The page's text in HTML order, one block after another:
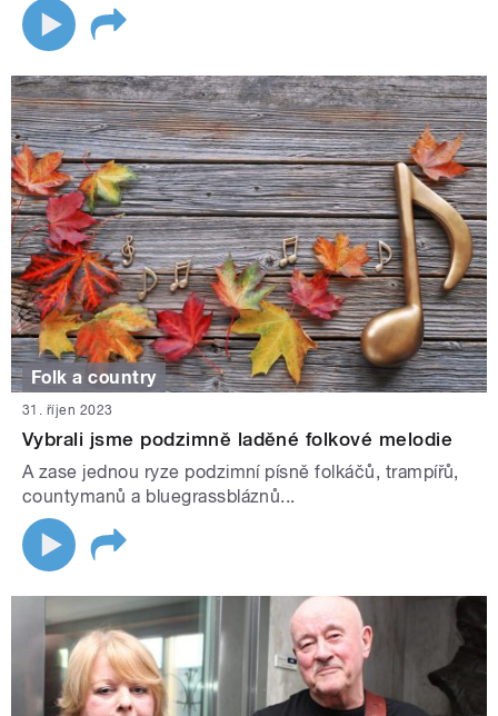
Folk a country
31. říjen 2023
Vybrali jsme podzimně laděné folkové melodie
A zase jednou ryze podzimní písně folkáčů, trampířů,
countymanů a bluegrassbláznů...